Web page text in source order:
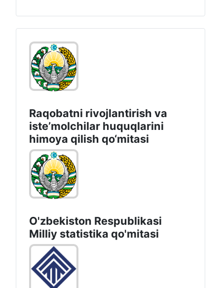
Raqobatni rivojlantirish va
isteʼmolchilar huquqlarini
himoya qilish qo‘mitasi
O'zbekiston Respublikasi
Milliy statistika qo'mitasi